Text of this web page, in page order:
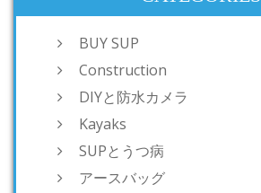
BUY SUP
Construction
DIYと防水カメラ
Kayaks
SUPとうつ病
アースバッグ